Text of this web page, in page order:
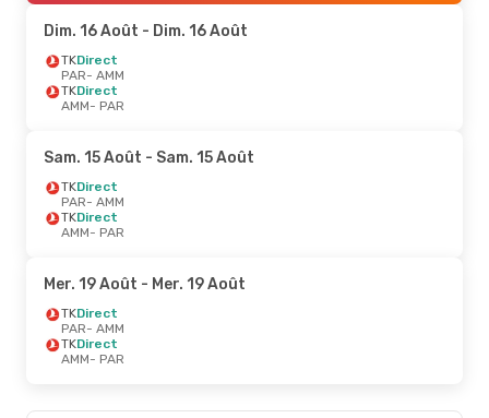
Dim. 16 Août - Dim. 16 Août
TKDirect
PAR- AMM
TKDirect
AMM- PAR
Sam. 15 Août - Sam. 15 Août
TKDirect
PAR- AMM
TKDirect
AMM- PAR
Mer. 19 Août - Mer. 19 Août
TKDirect
PAR- AMM
TKDirect
AMM- PAR